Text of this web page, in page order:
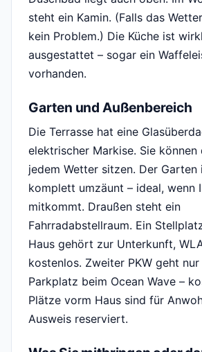
steht ein Kamin. (Falls das
kein Problem.) Die Küche ist
ausgestattet – sogar ein
vorhanden.
Garten und Außenbereich
Die Terrasse hat eine
elektrischer Markise. Sie
jedem Wetter sitzen. Der
komplett umzäunt – ideal, wenn
mitkommt. Draußen steht ein
Fahrradabstellraum. Ein
Haus gehört zur Unterkunft,
kostenlos. Zweiter PKW geht
Parkplatz beim Ocean Wave –
Plätze vorm Haus sind für
Ausweis reserviert.